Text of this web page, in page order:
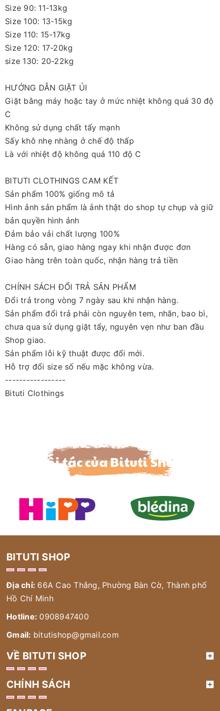
Size 90: 11-13kg
Size 100: 13-15kg
Size 110: 15-17kg
Size 120: 17-20kg
size 130: 20-22kg
HƯỚNG DẪN GIẶT ỦI
Giặt bằng máy hoặc tay ở mức nhiệt không quá 30 độ
C
Không sử dụng chất tẩy mạnh
Sấy khô nhẹ nhàng ở chế độ thấp
Là với nhiệt độ không quá 110 độ C
BITUTI CLOTHINGS CAM KẾT
Sản phẩm 100% giống mô tả
Hình ảnh sản phẩm là ảnh thật do shop tự chụp và giữ
bản quyền hình ảnh
Đảm bảo vải chất lượng 100%
Hàng có sẵn, giao hàng ngay khi nhận được đơn
Giao hàng trên toàn quốc, nhận hàng trả tiền
CHÍNH SÁCH ĐỔI TRẢ SẢN PHẨM
Đổi trả trong vòng 7 ngày sau khi nhận hàng.
Sản phẩm đổi trả phải còn nguyên tem, nhãn, bao bì,
chưa qua sử dụng giặt tẩy, nguyên vẹn như ban đầu
Shop giao.
Sản phẩm lỗi kỹ thuật được đổi mới.
Hỗ trợ đổi size số nếu mặc không vừa.
-----------------
Bituti Clothings
Đối tác của Bituti Shop
BITUTI SHOP
Địa chỉ: 66A Cao Thắng, Phường Bàn Cờ, Thành phố
Hồ Chí Minh
Hotline: 0908947400
Gmail: bitutishop@gmail.com
VỀ BITUTI SHOP
CHÍNH SÁCH